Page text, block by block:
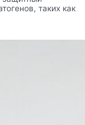
таких как